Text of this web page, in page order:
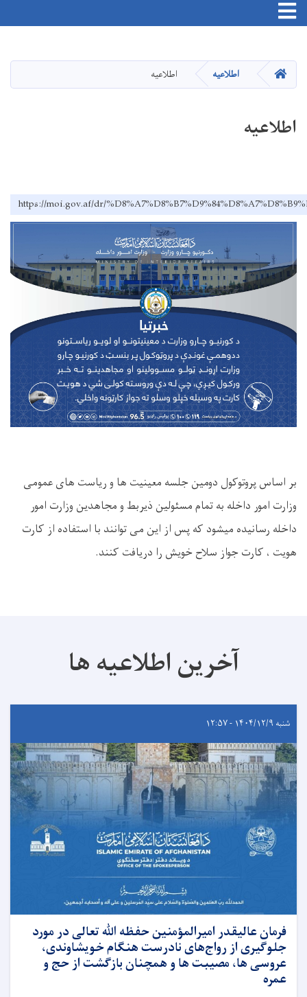
main
content
Toggle navigation
HOME اطلاعیه اطلاعیه
اطلاعیه
https://moi.gov.af/dr/
بر اساس پروتوکول دومین جلسه معینیت ها و ریاست های عمومی
وزارت امور داخله به تمام مسئولین ذیربط و مجاهدین وزارت امور
داخله رسانیده میشود که پس از این می توانند با استفاده از کارت
هویت ، کارت جواز سلاح خویش را دریافت کنند.
آخرین اطلاعیه ها
شنبه ۱۴۰۴/۱۲/۹ - ۱۲:۵۷
فرمان عالیقدر امیرالمؤمنین حفظه ﷲ تعالی در مورد
جلوگیری از رواج‌های نادرست هنگام خویشاوندی،
عروسی ها، مصیبت ها و همچنان بازگشت از حج و
عمره